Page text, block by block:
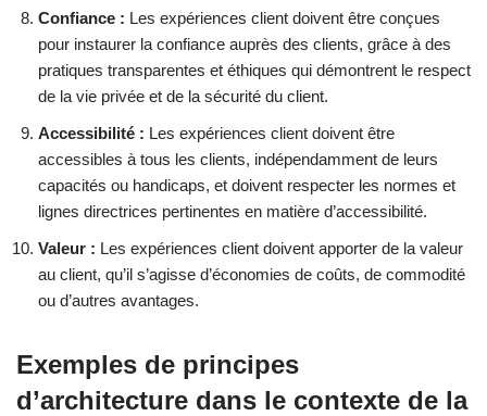
Confiance : Les expériences client doivent être conçues
pour instaurer la confiance auprès des clients, grâce à des
pratiques transparentes et éthiques qui démontrent le respect
de la vie privée et de la sécurité du client.
Accessibilité : Les expériences client doivent être
accessibles à tous les clients, indépendamment de leurs
capacités ou handicaps, et doivent respecter les normes et
lignes directrices pertinentes en matière d’accessibilité.
Valeur : Les expériences client doivent apporter de la valeur
au client, qu’il s’agisse d’économies de coûts, de commodité
ou d’autres avantages.
Exemples de principes
d’architecture dans le contexte de la